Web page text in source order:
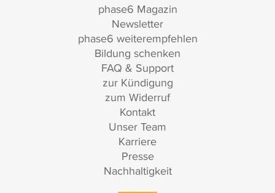
phase6 Magazin
Newsletter
phase6 weiterempfehlen
Bildung schenken
FAQ & Support
zur Kündigung
zum Widerruf
Kontakt
Unser Team
Karriere
Presse
Nachhaltigkeit